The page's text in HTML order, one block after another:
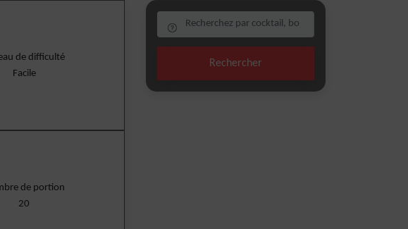
de difficulté
Facile
de portion
20
Rechercher